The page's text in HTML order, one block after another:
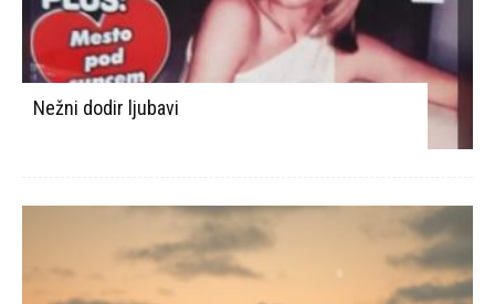
Nežni dodir ljubavi